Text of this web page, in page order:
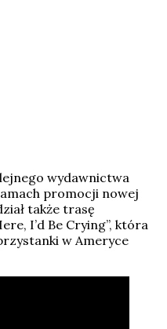
wydawnictwa
promocji nowej
także trasę
I’d Be Crying”, która
w Ameryce